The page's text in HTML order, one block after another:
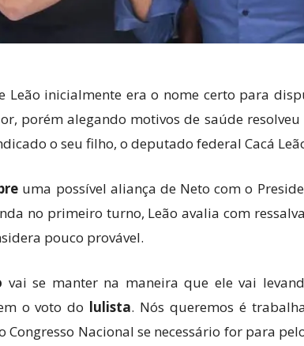
Leão inicialmente era o nome certo para
porém alegando motivos de saúde
o seu filho, o deputado federal Cacá
uma possível aliança de Neto com o
no primeiro turno, Leão avalia com
pouco provável.
vai se manter na maneira que ele vai
o voto do lulista. Nós queremos é
Congresso Nacional se necessário for para